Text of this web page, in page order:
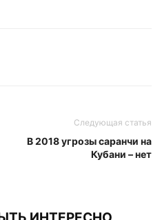
Следующая статья
В 2018 угрозы саранчи на
Кубани – нет